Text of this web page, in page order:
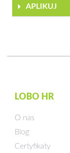
APLIKUJ
LOBO HR
O nas
Blog
Certyfikaty